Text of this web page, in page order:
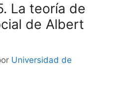
La teoría de
de Albert
Universidad de